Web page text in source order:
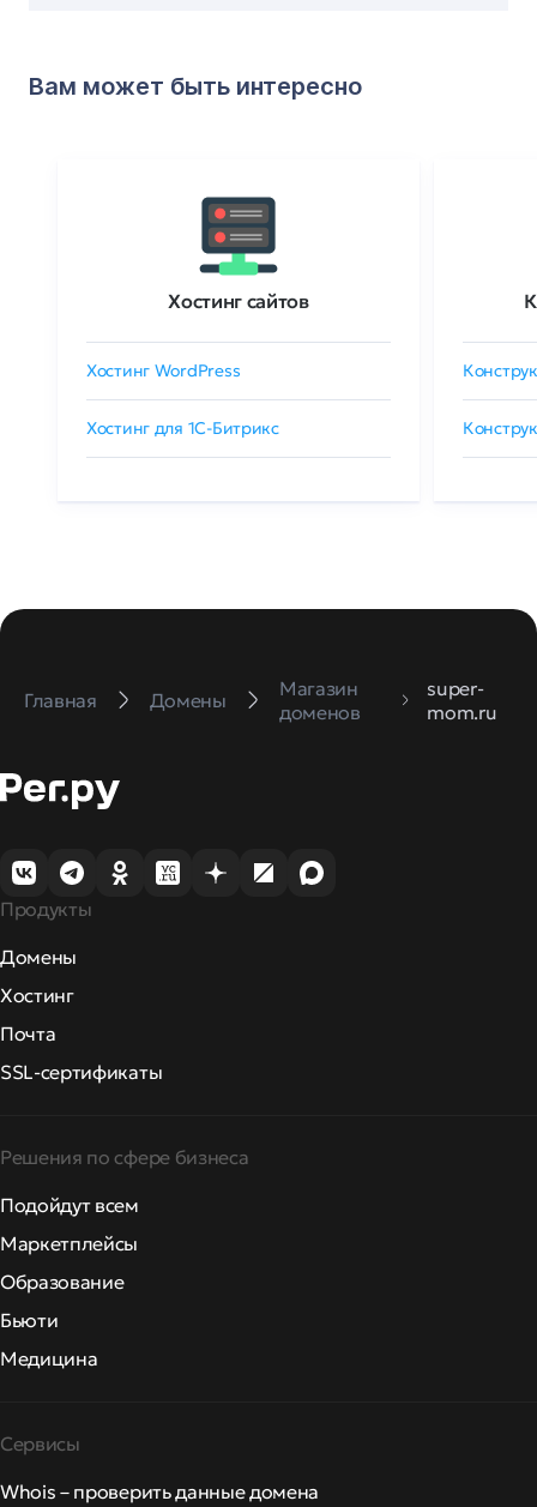
Вам может быть интересно
Хостинг сайтов
Хостинг WordPress
Хостинг для 1C-Битрикс
Главная Домены
Магазин
доменов
super-
mom.ru
Продукты
Домены
Хостинг
Почта
SSL-сертификаты
Решения по сфере бизнеса
Подойдут всем
Маркетплейсы
Образование
Бьюти
Медицина
Сервисы
Whois – проверить данные домена